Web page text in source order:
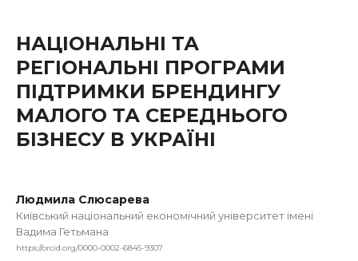
НАЦІОНАЛЬНІ ТА
РЕГІОНАЛЬНІ ПРОГРАМИ
ПІДТРИМКИ БРЕНДИНГУ
МАЛОГО ТА СЕРЕДНЬОГО
БІЗНЕСУ В УКРАЇНІ
Людмила Слюсарева
Київський національний економічний університет імені
Вадима Гетьмана
https://orcid.org/0000-0002-6845-9307